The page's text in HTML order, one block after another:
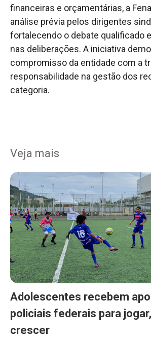
financeiras e orçamentárias, a
análise prévia pelos dirigentes
fortalecendo o debate qualificado
nas deliberações. A iniciativa
compromisso da entidade com a
responsabilidade na gestão dos
categoria.
Veja mais
Adolescentes recebem
policiais federais para
crescer